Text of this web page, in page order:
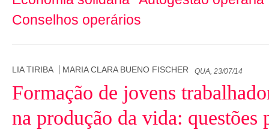
Conselhos operários
LIA TIRIBA MARIA CLARA BUENO FISCHER QUA, 23/07/14
Formação de jovens
na produção da vida: questões